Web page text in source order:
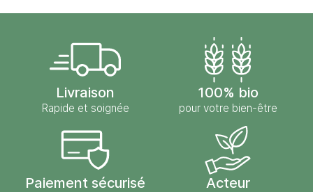
Livraison
Rapide et soignée
100% bio
pour votre bien-être
Paiement sécurisé
Acteur